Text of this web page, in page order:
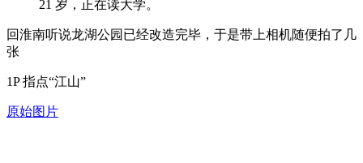
21 岁，正在读大学。
回淮南听说龙湖公园已经改造完毕，于是带上相机随便拍了几
张
1P 指点“江山”
原始图片